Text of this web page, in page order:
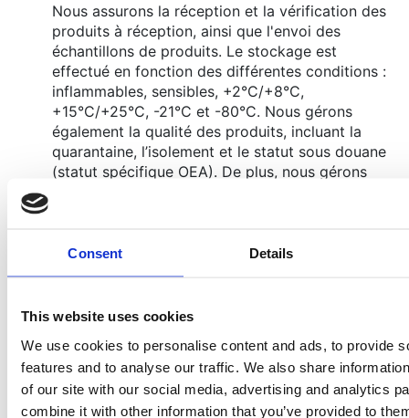
Consent Details
This website uses cookies
We use cookies to personalise content and ads, to provide
features and to analyse our traffic. We also share
of our site with our social media, advertising and analytics
combine it with other information that you’ve provided to
Nous assurons la réception et la vérification des
produits à réception, ainsi que l'envoi des
échantillons de produits. Le stockage est
effectué en fonction des différentes conditions :
inflammables, sensibles, +2°C/+8°C,
+15°C/+25°C, -21°C et -80°C. Nous gérons
également la qualité des produits, incluant la
quarantaine, l’isolement et le statut sous douane
(statut spécifique OEA). De plus, nous gérons
Préparation de commandes
Nous gérons différents types de préparation en
ambiant, +15°C/+25°C, sensible. Nous
préparons les colis détails et standards,
manuellement ou automatiquement en fonction
du niveau d’automatisation (chaînes
automatisées, gestion en gare, GTP…).